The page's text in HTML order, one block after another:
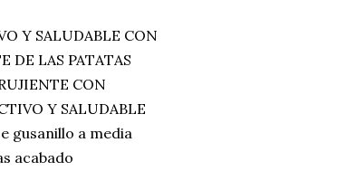
Y SALUDABLE CON
DE LAS PATATAS
CON
Y SALUDABLE
gusanillo a media
acabado